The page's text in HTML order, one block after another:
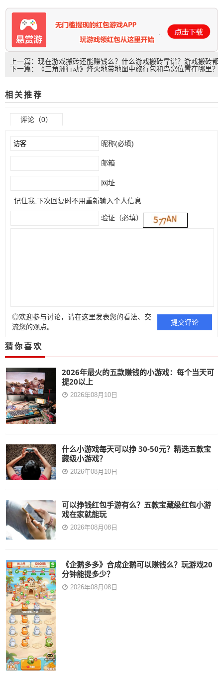
上一篇：现在游戏搬砖还能赚钱么？什么游戏搬砖靠谱？游戏搬砖都
是怎么弄的？
下一篇：《三角洲行动》烽火地带地图中旅行包和鸟窝位置在哪里？
相关推荐
评论（0）
昵称(必填)
邮箱
网址
记住我,下次回复时不用重新输入个人信息
验证（必填）
◎欢迎参与讨论，请在这里发表您的看法、交
流您的观点。
猜你喜欢
2026年最火的五款赚钱的小游戏：每个当天可
提20以上
2026年08月10日
什么小游戏每天可以挣 30-50元？精选五款宝
藏级小游戏？
2026年08月10日
可以挣钱红包手游有么？五款宝藏级红包小游
戏在家就能玩
2026年08月08日
《企鹅多多》合成企鹅可以赚钱么？玩游戏20
分钟能提多少？
2026年08月08日